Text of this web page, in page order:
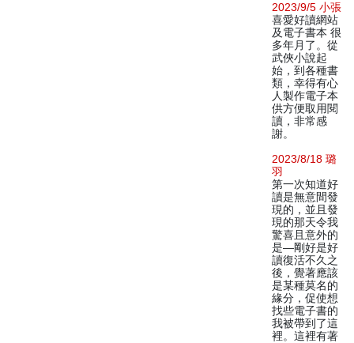
2023/9/5 小張
喜愛好讀網站
及電子書本 很
多年月了。從
武俠小說起
始，到各種書
類，幸得有心
人製作電子本
供方便取用閱
讀，非常感
謝。
2023/8/18 璐
羽
第一次知道好
讀是無意間發
現的，並且發
現的那天令我
驚喜且意外的
是—剛好是好
讀復活不久之
後，覺著應該
是某種莫名的
緣分，促使想
找些電子書的
我被帶到了這
裡。這裡有著